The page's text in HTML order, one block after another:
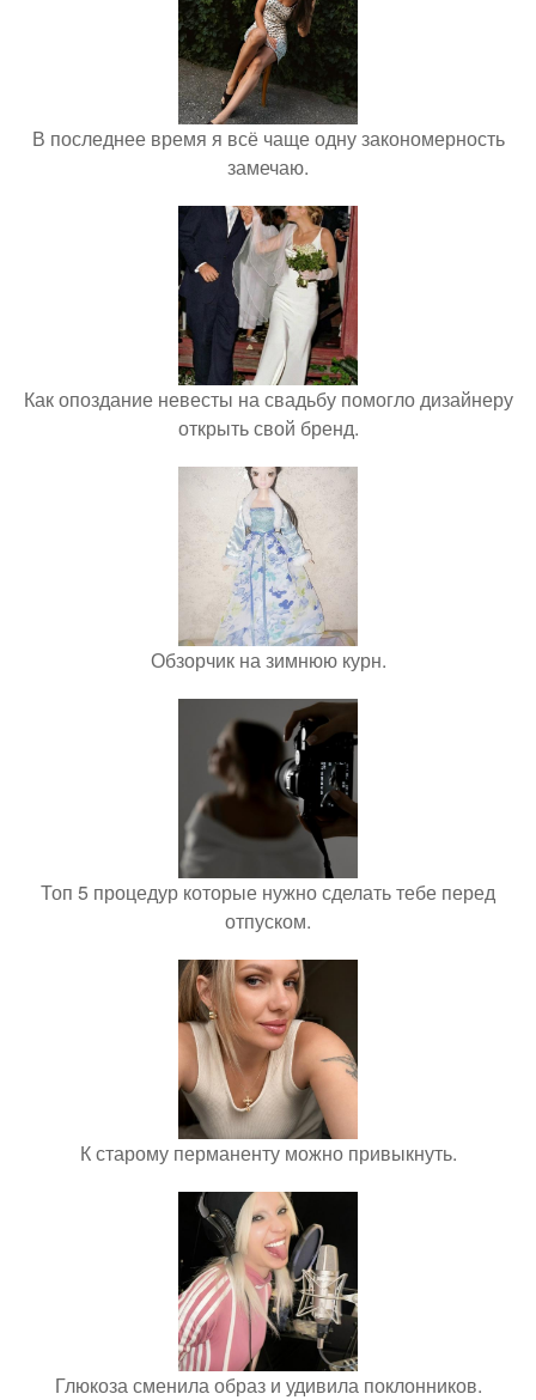
В последнее время я всё чаще одну закономерность
замечаю.
Как опоздание невесты на свадьбу помогло дизайнеру
открыть свой бренд.
Обзорчик на зимнюю курн.
Топ 5 процедур которые нужно сделать тебе перед
отпуском.
К старому перманенту можно привыкнуть.
Глюкоза сменила образ и удивила поклонников.